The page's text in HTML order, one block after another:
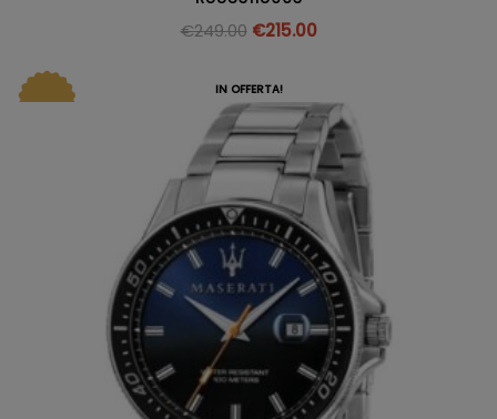
€249.00 €215.00
IN OFFERTA!